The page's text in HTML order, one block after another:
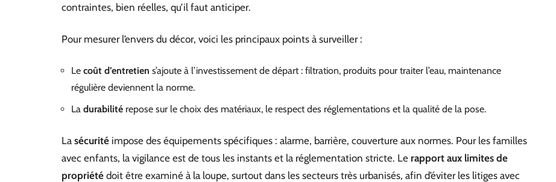
contraintes, bien réelles, qu’il faut anticiper.
Pour mesurer l’envers du décor, voici les principaux points à surveiller :
Le coût d’entretien s’ajoute à l’investissement de départ : filtration, produits pour traiter l’eau, maintenance
régulière deviennent la norme.
La durabilité repose sur le choix des matériaux, le respect des réglementations et la qualité de la pose.
La sécurité impose des équipements spécifiques : alarme, barrière, couverture aux normes. Pour les familles
avec enfants, la vigilance est de tous les instants et la réglementation stricte. Le rapport aux limites de
propriété doit être examiné à la loupe, surtout dans les secteurs très urbanisés, afin d’éviter les litiges avec